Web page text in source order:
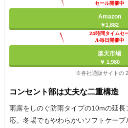
セール開催中
Amazon
￥1,882
24時間タイムセ
ル毎日開催中
楽天市場
￥ 1,980
※各社通販サイトの
コンセント部は丈夫な二重構造
雨露をしのぐ防雨タイプの10mの延
応。冬場でもやわらかいソフトケー